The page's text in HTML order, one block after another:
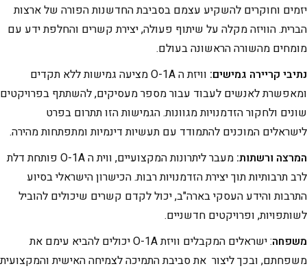
יזמים וחוקרים להשקיע עצמם בסביבת החדשנות הפורה של ארצות
הברית. הוויזה מקלה על שיתוף פעולה, יצירת קשרים והחלפת ידע עם
מומחים מהשורה הראשונה בעולם.
נתיבי קריירה גמישים:
וויזת ה O-1A מציעה גמישות ללא תקדים
ומאפשרת לאנשים לעבוד עבור מספר מעסיקים, להשתתף בפרויקטים
שונים ולחקור הזדמנויות מגוונות. הגמישות הזו תתרום בפרט
לישראלים המוכנים להתמודד עם תעשיות דינמיות ומתפתחות מהירה.
המרצה ורשתות:
מעבר ליתרונות המקצועיים, ווית ה O-1A פותחת דלת
לרב תרבותיות תוך יצירת הזדמנויות רבות. הכישרון הישראלי בסיוע
התרבות והידע העסקי בארה"ב, יכול לקדם קשרים שיכולים להוביל
לשותפויות, ופרויקטים חדשניים.
משפחה
: ישראלים המקבלים וויזת O-1A יכולים להביא עימם את
משפחתם, ובכך ליצור את סביבת התמיכה לצמיחה האישית והמקצועית